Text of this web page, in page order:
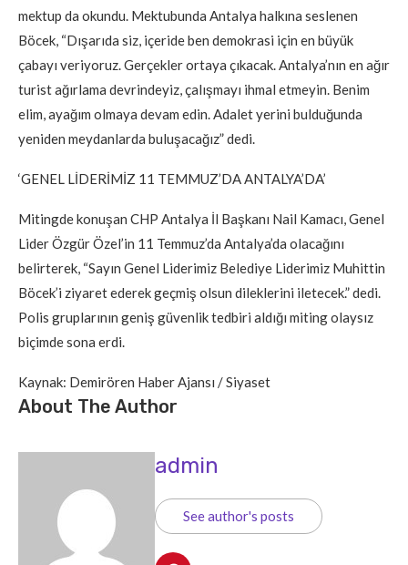
mektup da okundu. Mektubunda Antalya halkına seslenen
Böcek, “Dışarıda siz, içeride ben demokrasi için en büyük
çabayı veriyoruz. Gerçekler ortaya çıkacak. Antalya’nın en ağır
turist ağırlama devrindeyiz, çalışmayı ihmal etmeyin. Benim
elim, ayağım olmaya devam edin. Adalet yerini bulduğunda
yeniden meydanlarda buluşacağız” dedi.
‘GENEL LİDERİMİZ 11 TEMMUZ’DA ANTALYA’DA’
Mitingde konuşan CHP Antalya İl Başkanı Nail Kamacı, Genel
Lider Özgür Özel’in 11 Temmuz’da Antalya’da olacağını
belirterek, “Sayın Genel Liderimiz Belediye Liderimiz Muhittin
Böcek’i ziyaret ederek geçmiş olsun dileklerini iletecek.” dedi.
Polis gruplarının geniş güvenlik tedbiri aldığı miting olaysız
biçimde sona erdi.
Kaynak: Demirören Haber Ajansı / Siyaset
About The Author
admin
See author's posts